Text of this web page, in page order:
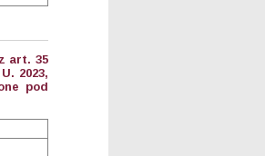
art. 35
2023,
pod